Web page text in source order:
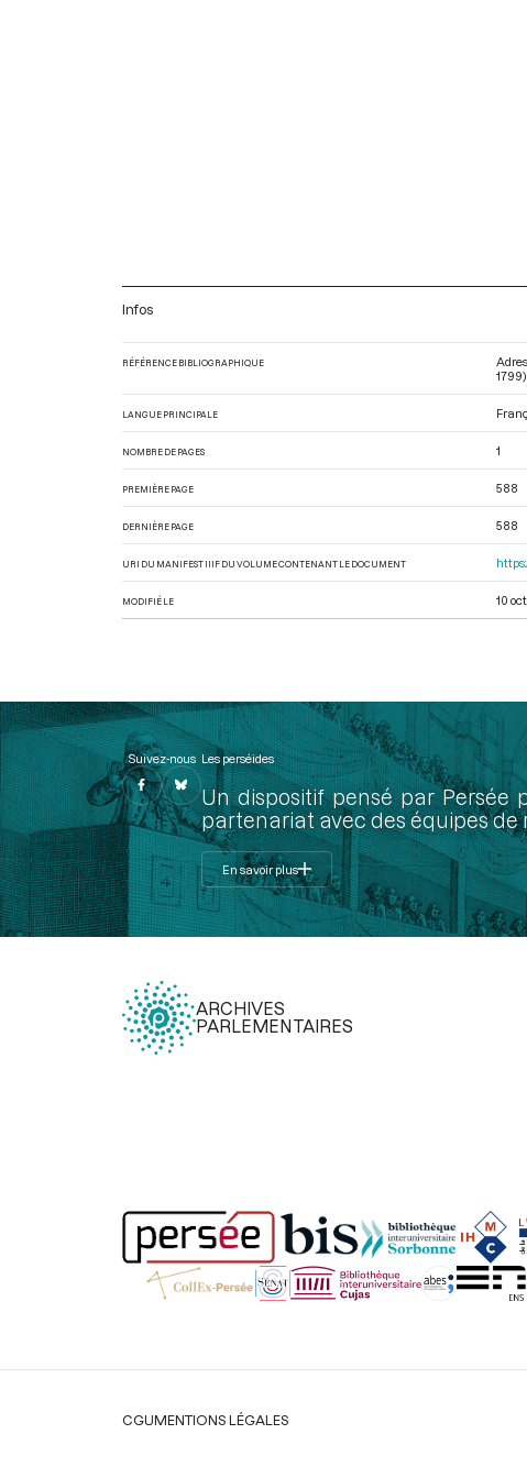
Infos
RÉFÉRENCE BIBLIOGRAPHIQUE
LANGUE PRINCIPALE
NOMBRE DE PAGES 1
PREMIÈRE PAGE 588
DERNIÈRE PAGE 588
URI DU MANIFEST IIIF DU VOLUME CONTENANT LE DOCUMENT
MODIFIÉ LE 10
Suivez-nous Les perséides
Un dispositif pensé par Persée
partenariat avec des équipes
En savoir plus
ARCHIVES
PARLEMENTAIRES
Légal
CGUMENTIONS LÉGALES